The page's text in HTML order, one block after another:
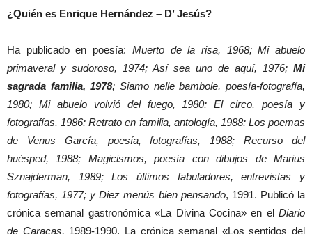
¿Quién es Enrique Hernández – D’ Jesús?
Ha publicado en poesía: Muerto de la risa, 1968; Mi abuelo
primaveral y sudoroso, 1974; Así sea uno de aquí, 1976; Mi
sagrada familia, 1978; Siamo nelle bambole, poesía-fotografía,
1980; Mi abuelo volvió del fuego, 1980; El circo, poesía y
fotografías, 1986; Retrato en familia, antología, 1988; Los poemas
de Venus García, poesía, fotografías, 1988; Recurso del
huésped, 1988; Magicismos, poesía con dibujos de Marius
Sznajderman, 1989; Los últimos fabuladores, entrevistas y
fotografías, 1977; y Diez menús bien pensando, 1991. Publicó la
crónica semanal gastronómica «La Divina Cocina» en el Diario
de Caracas, 1989-1990. La crónica semanal «Los sentidos del